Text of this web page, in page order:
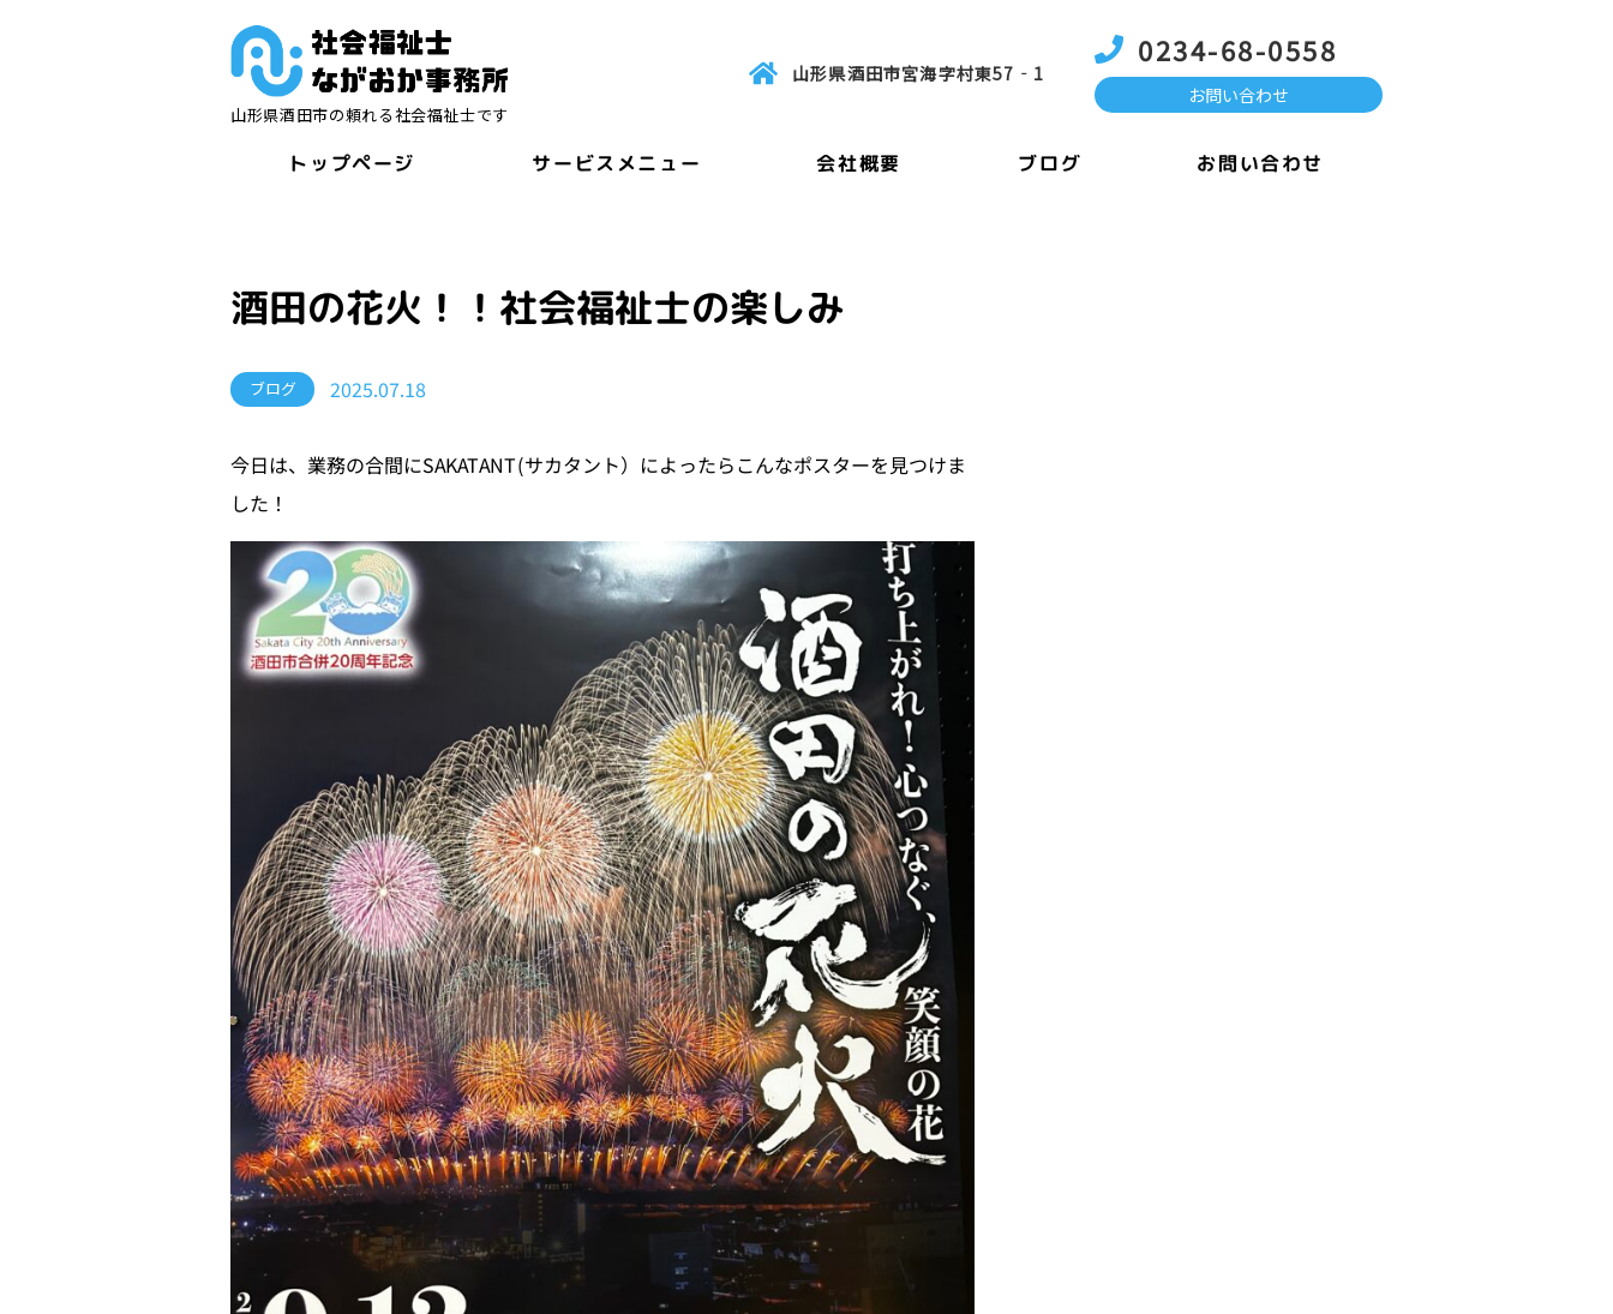
山形県酒田市の頼れる社会福祉士です
山形県酒田市宮海字村東57‐1
0234-68-0558
お問い合わせ
トップページ サービスメニュー 会社概要 ブログ お問い合わせ
酒田の花火！！社会福祉士の楽しみ
ブログ 2025.07.18
今日は、業務の合間にSAKATANT(サカタント）によったらこんなポスターを見つけま
した！